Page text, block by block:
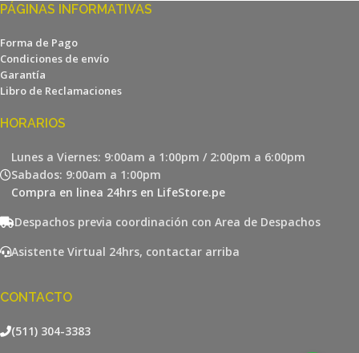
PÁGINAS INFORMATIVAS
Forma de Pago
Condiciones de envío
Garantía
Libro de Reclamaciones
HORARIOS
Lunes a Viernes: 9:00am a 1:00pm / 2:00pm a 6:00pm
Sabados: 9:00am a 1:00pm
Compra en linea 24hrs en LifeStore.pe
Despachos previa coordinación con Area de Despachos
Asistente Virtual 24hrs, contactar arriba
CONTACTO
(511) 304-3383